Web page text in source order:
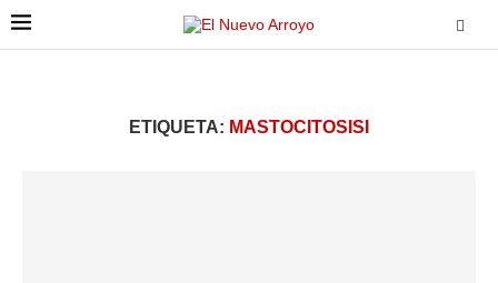
ETIQUETA: MASTOCITOSISI